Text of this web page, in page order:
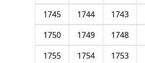
1743
1744
1745
1748
1749
1750
1753
1754
1755